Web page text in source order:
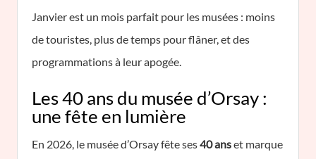
Janvier est un mois parfait pour les musées : moins
de touristes, plus de temps pour flâner, et des
programmations à leur apogée.
Les 40 ans du musée d’Orsay :
une fête en lumière
En 2026, le musée d’Orsay fête ses40 anset marque